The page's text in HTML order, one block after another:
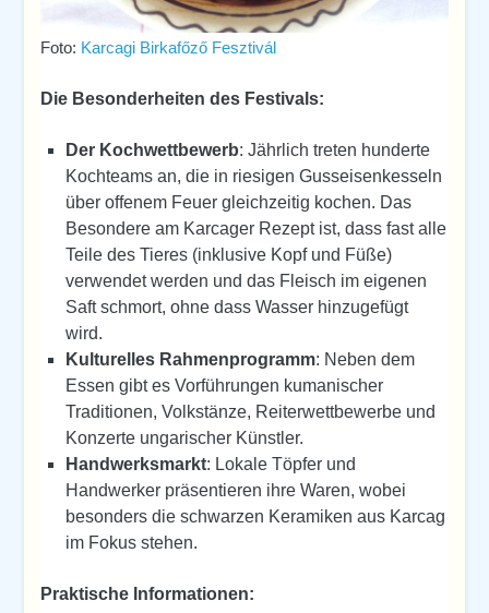
Foto: Karcagi Birkafőző Fesztivál
Die Besonderheiten des Festivals:
Der Kochwettbewerb: Jährlich treten hunderte
Kochteams an, die in riesigen Gusseisenkesseln
über offenem Feuer gleichzeitig kochen. Das
Besondere am Karcager Rezept ist, dass fast alle
Teile des Tieres (inklusive Kopf und Füße)
verwendet werden und das Fleisch im eigenen
Saft schmort, ohne dass Wasser hinzugefügt
wird.
Kulturelles Rahmenprogramm: Neben dem
Essen gibt es Vorführungen kumanischer
Traditionen, Volkstänze, Reiterwettbewerbe und
Konzerte ungarischer Künstler.
Handwerksmarkt: Lokale Töpfer und
Handwerker präsentieren ihre Waren, wobei
besonders die schwarzen Keramiken aus Karcag
im Fokus stehen.
Praktische Informationen: